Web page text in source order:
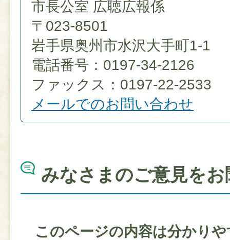
市長公室 広聴広報係
〒023-8501
岩手県奥州市水沢大手町1-1
電話番号：0197-34-2126
ファックス：0197-22-2533
メールでのお問い合わせ
みなさまのご意見を
このページの内容は分かり